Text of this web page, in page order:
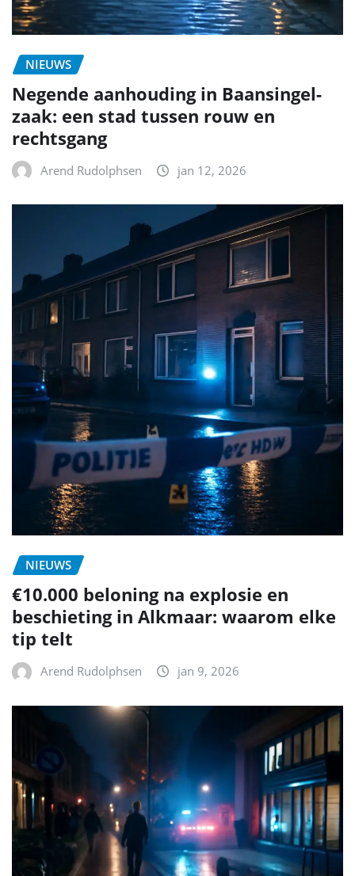
NIEUWS
Negende aanhouding in Baansingel-
zaak: een stad tussen rouw en
rechtsgang
Arend Rudolphsen jan 12, 2026
NIEUWS
€10.000 beloning na explosie en
beschieting in Alkmaar: waarom elke
tip telt
Arend Rudolphsen jan 9, 2026